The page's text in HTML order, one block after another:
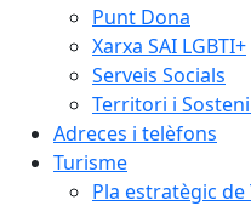
Punt Dona
Xarxa SAI LGBTI+
Serveis Socials
Territori i
Adreces i telèfons
Turisme
Pla estratègic de